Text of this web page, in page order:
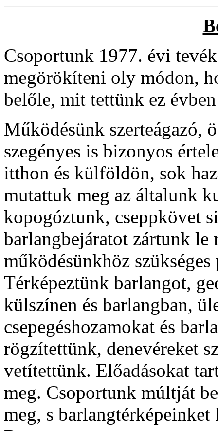
Csoportunk 1977. évi
megörökíteni oly módon,
belőle, mit tettünk ez
Működésünk szerteágazó,
szegényes is bizonyos
itthon és külföldön, sok
mutattuk meg az általunk
kopogóztunk, cseppkövet
barlangbejáratot zártunk le
működésünkhöz
Térképeztünk barlangot,
külszínen és barlangban,
csepegéshozamokat és
rögzítettünk, denevéreket
vetítettünk. Előadásokat
meg. Csoportunk múltját
meg, s